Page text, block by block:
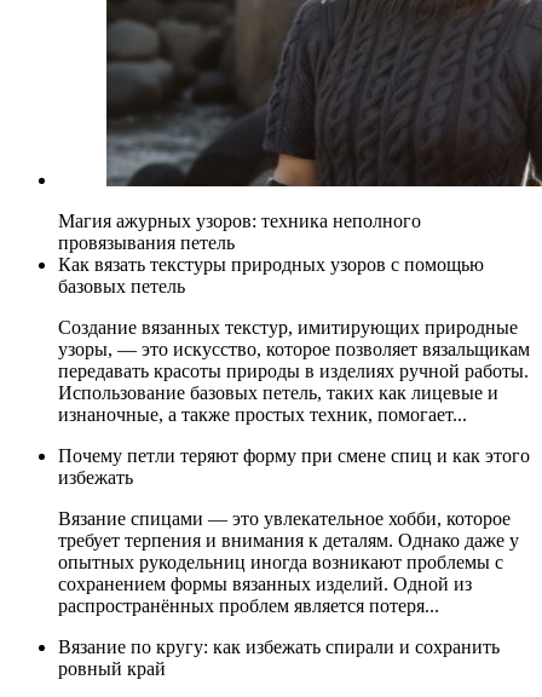
Магия ажурных узоров: техника неполного
провязывания петель
Как вязать текстуры природных узоров с помощью
базовых петель
Создание вязанных текстур, имитирующих природные
узоры, — это искусство, которое позволяет вязальщикам
передавать красоты природы в изделиях ручной работы.
Использование базовых петель, таких как лицевые и
изнаночные, а также простых техник, помогает...
Почему петли теряют форму при смене спиц и как этого
избежать
Вязание спицами — это увлекательное хобби, которое
требует терпения и внимания к деталям. Однако даже у
опытных рукодельниц иногда возникают проблемы с
сохранением формы вязанных изделий. Одной из
распространённых проблем является потеря...
Вязание по кругу: как избежать спирали и сохранить
ровный край